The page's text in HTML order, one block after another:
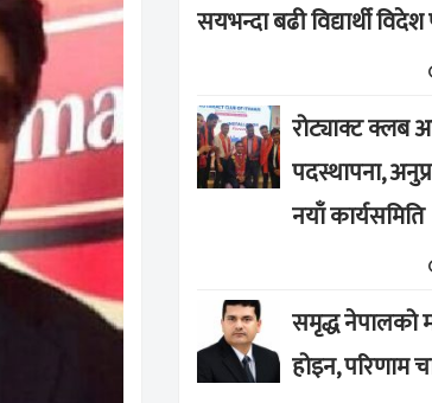
सयभन्दा बढी विद्यार्थी
रोट्याक्ट क्लब
पदस्थापना,
नयाँ कार्यसमिति
समृद्ध नेपालको
होइन, परिणाम